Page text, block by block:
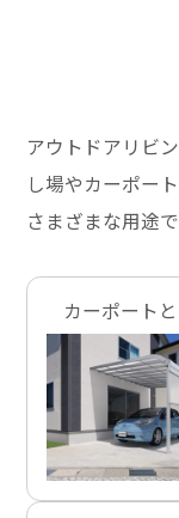
アウトドアリビ
し場やカーポー
さまざまな用途
カーポート